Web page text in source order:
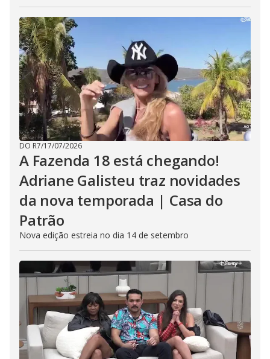
DO R7/17/07/2026
A Fazenda 18 está chegando!
Adriane Galisteu traz novidades
da nova temporada | Casa do
Patrão
Nova edição estreia no dia 14 de setembro